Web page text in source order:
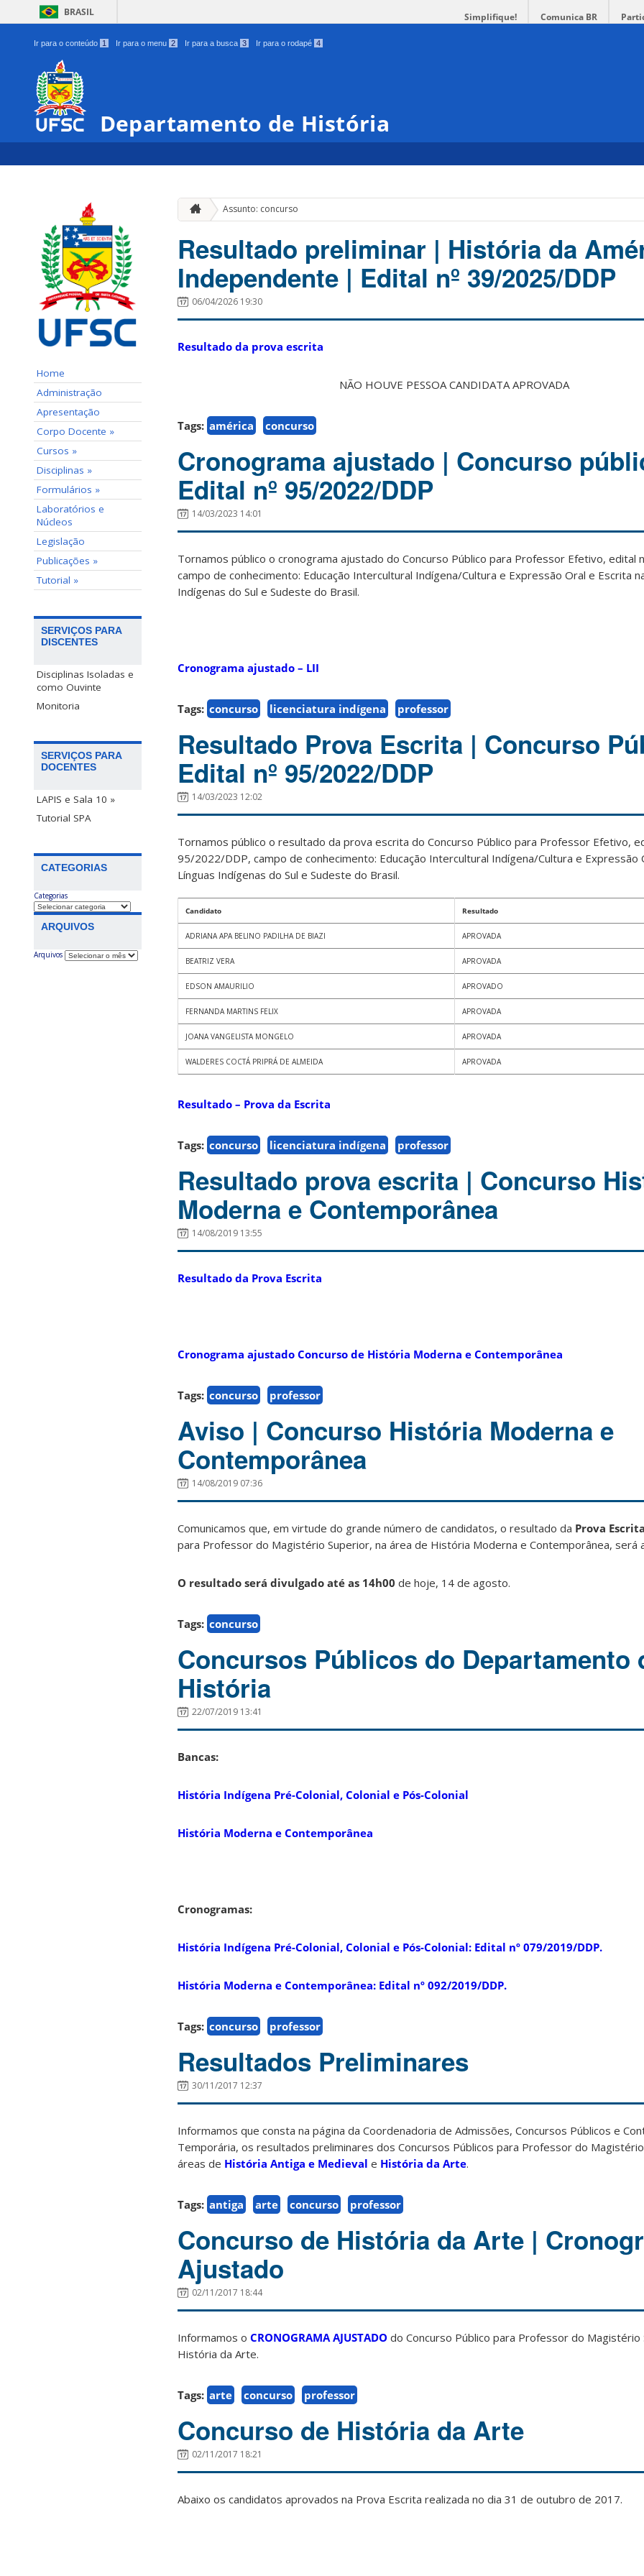
BRASIL Simplifique! Comunica BR
Ir para o conteúdo 1 Ir para o menu 2 Ir para a busca 3 Ir para o rodapé 4
Departamento de História
Home
Administração
Apresentação
Corpo Docente »
Cursos »
Disciplinas »
Formulários »
Laboratórios e
Núcleos
Legislação
Publicações »
Tutorial »
SERVIÇOS PARA
DISCENTES
Disciplinas Isoladas e
como Ouvinte
Monitoria
SERVIÇOS PARA
DOCENTES
LAPIS e Sala 10 »
Tutorial SPA
CATEGORIAS
Categorias
ARQUIVOS
Arquivos
Assunto: concurso
Resultado preliminar | História da
Independente | Edital nº 39/2025/DDP
06/04/2026 19:30
Resultado da prova escrita
NÃO HOUVE PESSOA CANDIDATA APROVADA
Tags: américa concurso
Cronograma ajustado | Concurso
Edital nº 95/2022/DDP
14/03/2023 14:01
Tornamos público o cronograma ajustado do Concurso Público para Professor Efetivo, edital
campo de conhecimento: Educação Intercultural Indígena/Cultura e Expressão Oral e Escrita
Indígenas do Sul e Sudeste do Brasil.
Cronograma ajustado – LII
Tags: concurso licenciatura indígena professor
Resultado Prova Escrita | Concurso
Edital nº 95/2022/DDP
14/03/2023 12:02
Tornamos público o resultado da prova escrita do Concurso Público para Professor Efetivo,
95/2022/DDP, campo de conhecimento: Educação Intercultural Indígena/Cultura e Expressão
Línguas Indígenas do Sul e Sudeste do Brasil.
Candidato Resultado
ADRIANA APA BELINO PADILHA DE BIAZI APROVADA
BEATRIZ VERA APROVADA
EDSON AMAURILIO APROVADO
FERNANDA MARTINS FELIX APROVADA
JOANA VANGELISTA MONGELO APROVADA
WALDERES COCTÁ PRIPRÁ DE ALMEIDA APROVADA
Resultado – Prova da Escrita
Tags: concurso licenciatura indígena professor
Resultado prova escrita | Concurso
Moderna e Contemporânea
14/08/2019 13:55
Resultado da Prova Escrita
Cronograma ajustado Concurso de História Moderna e Contemporânea
Tags: concurso professor
Aviso | Concurso História Moderna e
Contemporânea
14/08/2019 07:36
Comunicamos que, em virtude do grande número de candidatos, o resultado da Prova
para Professor do Magistério Superior, na área de História Moderna e Contemporânea, será
O resultado será divulgado até as 14h00 de hoje, 14 de agosto.
Tags: concurso
Concursos Públicos do Departamento
História
22/07/2019 13:41
Bancas:
História Indígena Pré-Colonial, Colonial e Pós-Colonial
História Moderna e Contemporânea
Cronogramas:
História Indígena Pré-Colonial, Colonial e Pós-Colonial: Edital nº 079/2019/DDP.
História Moderna e Contemporânea: Edital nº 092/2019/DDP.
Tags: concurso professor
Resultados Preliminares
30/11/2017 12:37
Informamos que consta na página da Coordenadoria de Admissões, Concursos Públicos e
Temporária, os resultados preliminares dos Concursos Públicos para Professor do
áreas de História Antiga e Medieval e História da Arte.
Tags: antiga arte concurso professor
Concurso de História da Arte |
Ajustado
02/11/2017 18:44
Informamos o CRONOGRAMA AJUSTADO do Concurso Público para Professor do Magistério
História da Arte.
Tags: arte concurso professor
Concurso de História da Arte
02/11/2017 18:21
Abaixo os candidatos aprovados na Prova Escrita realizada no dia 31 de outubro de 2017.